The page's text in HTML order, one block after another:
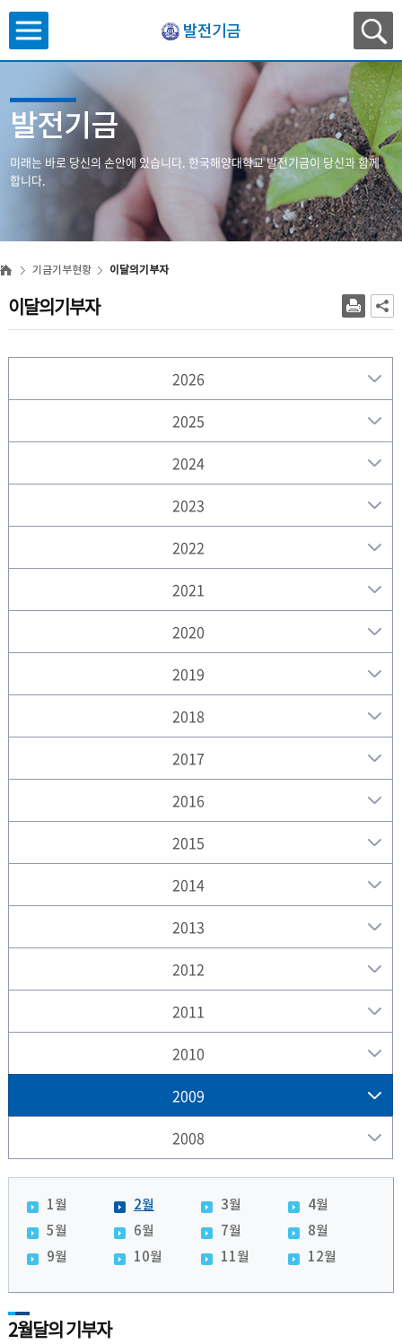
발전기금
발전기금
미래는 바로 당신의 손안에 있습니다. 한국해양대학교 발전기금이 당신과 함께
합니다.
기금기부현황 이달의기부자
이달의기부자
2026
2025
2024
2023
2022
2021
2020
2019
2018
2017
2016
2015
2014
2013
2012
2011
2010
2009
2008
1월 2월 3월
4월
5월
6월 7월
8월
9월
10월 11월 12월
2월달의 기부자